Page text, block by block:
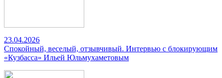
23.04.2026
Спокойный, веселый, отзывчивый. Интервью с блокирующим
«Кузбасса» Ильей Юльмухаметовым